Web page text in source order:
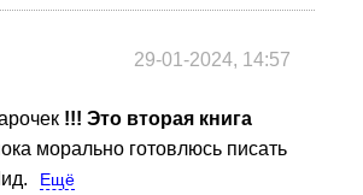
29-01-2024, 14:57
!!! Это вторая книга
морально готовлюсь писать
Ещё